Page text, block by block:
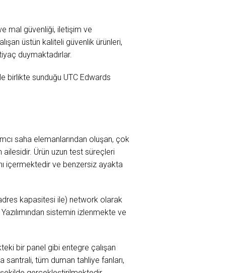
mal güvenliği, iletişim ve
üstün kaliteli güvenlik ürünleri,
duymaktadırlar.
birlikte sunduğu UTC Edwards
saha elemanlarından oluşan, çok
ailesidir. Ürün uzun test süreçleri
içermektedir ve benzersiz ayakta
kapasitesi ile) network olarak
sistemin izlenmekte ve
bir panel gibi entegre çalışan
santrali, tüm duman tahliye fanları,